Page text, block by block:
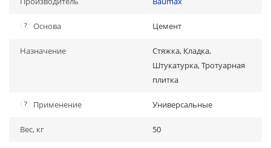
? Основа Цемент
Назначение
Стяжка, Кладка,
Штукатурка, Тротуарная
плитка
? Применение Универсальные
Вес, кг 50